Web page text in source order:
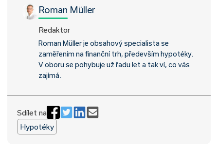
Roman Müller
Redaktor
Roman Müller je obsahový specialista se
zaměřením na finanční trh, především hypotéky.
V oboru se pohybuje už řadu let a tak ví, co vás
zajímá.
Sdílet na
Hypotéky